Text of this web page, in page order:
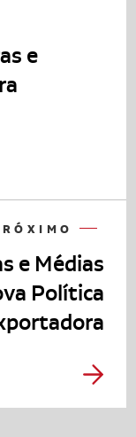
e
e Médias
Política